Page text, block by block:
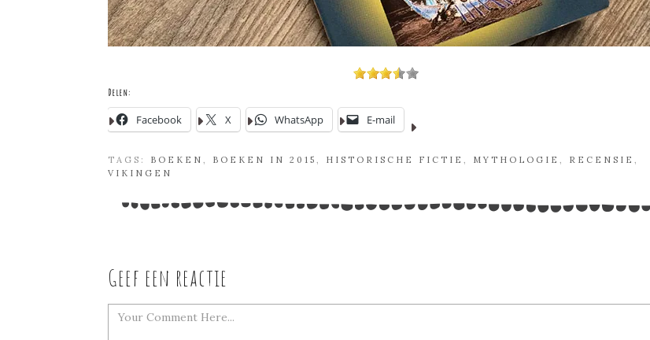
Delen:
Facebook X WhatsApp E-mail
TAGS: BOEKEN , BOEKEN IN 2015 , HISTORISCHE FICTIE , MYTHOLOGIE , RECENSIE ,
VIKINGEN
Geef een reactie